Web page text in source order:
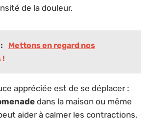
de la douleur.
Mettons en regard nos
!
appréciée est de se déplacer :
dans la maison ou même
aider à calmer les contractions.